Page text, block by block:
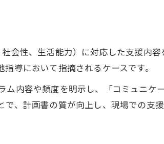
入例
会性、生活能力）に対応した支援内
導において指摘されるケースです。
内容や頻度を明示し、「コミュニケ
、計画書の質が向上し、現場での支